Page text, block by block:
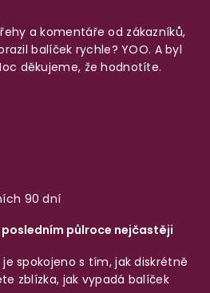
a komentáře od zákazníků,
balíček rychle? YOO. A byl
děkujeme, že hodnotíte.
90 dní
půlroce nejčastěji
je spokojeno s tím, jak diskrétně
zblízka, jak vypadá balíček